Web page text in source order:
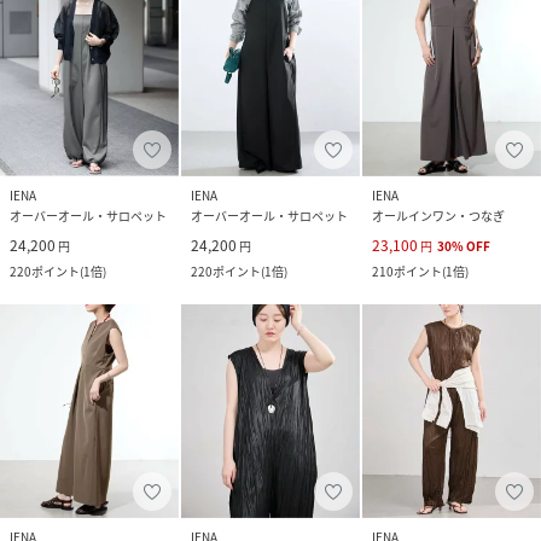
IENA
オーバーオール・サロペット
24,200 円
220ポイント(1倍)
IENA
オーバーオール・サロペット
24,200 円
220ポイント(1倍)
IENA
オールインワン・つなぎ
23,100 円 30%OFF
210ポイント(1倍)
IENA IENA IENA